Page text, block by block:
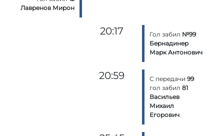
Лавренов Мирон
20:17 Гол забил №99
Бернадинер
Марк Антонович
20:59 С передачи 99
гол забил 81
Васильев
Михаил
Егорович